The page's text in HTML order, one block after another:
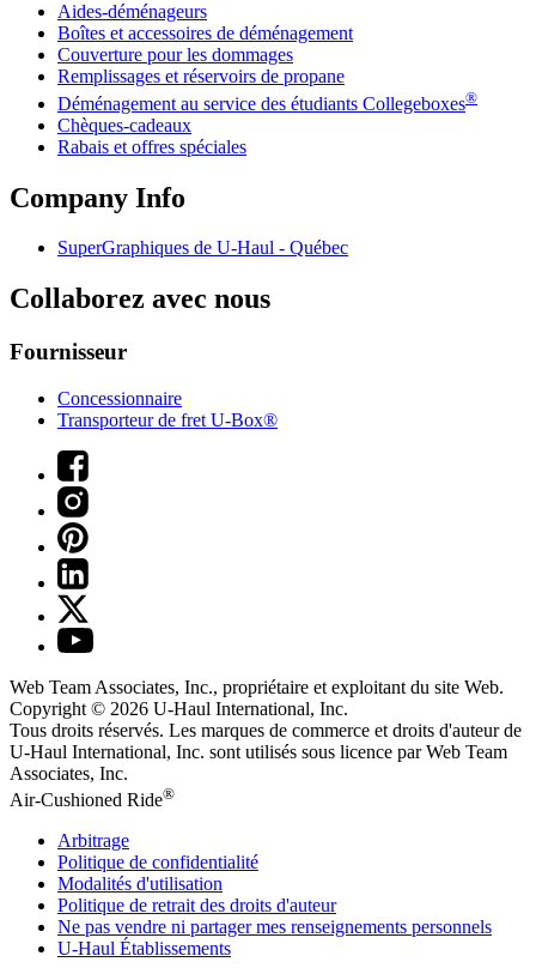
Aides-déménageurs
Boîtes et accessoires de déménagement
Couverture pour les dommages
Remplissages et réservoirs de propane
Déménagement au service des étudiants Collegeboxes®
Chèques-cadeaux
Rabais et offres spéciales
Company Info
SuperGraphiques de U-Haul - Québec
Collaborez avec nous
Fournisseur
Concessionnaire
Transporteur de fret U-Box®
Web Team Associates, Inc., propriétaire et exploitant du site Web.
Copyright © 2026 U-Haul International, Inc.
Tous droits réservés. Les marques de commerce et droits d'auteur de
U-Haul International, Inc. sont utilisés sous licence par Web Team
Associates, Inc.
Air-Cushioned Ride®
Arbitrage
Politique de confidentialité
Modalités d'utilisation
Politique de retrait des droits d'auteur
Ne pas vendre ni partager mes renseignements personnels
U-Haul Établissements